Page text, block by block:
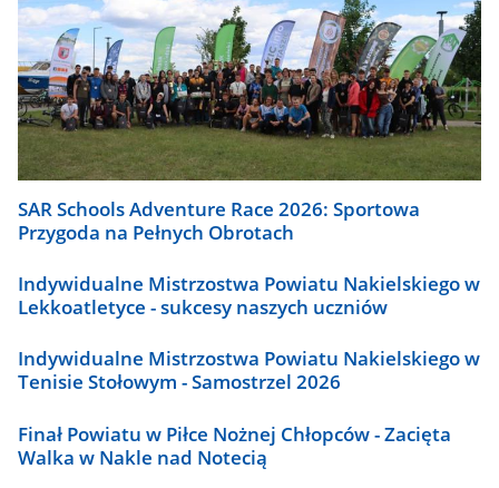
SAR Schools Adventure Race 2026: Sportowa
Przygoda na Pełnych Obrotach
Indywidualne Mistrzostwa Powiatu Nakielskiego w
Lekkoatletyce - sukcesy naszych uczniów
Indywidualne Mistrzostwa Powiatu Nakielskiego w
Tenisie Stołowym - Samostrzel 2026
Finał Powiatu w Piłce Nożnej Chłopców - Zacięta
Walka w Nakle nad Notecią